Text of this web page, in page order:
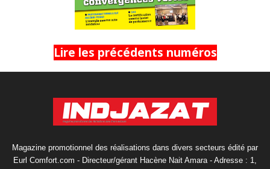
Lire les précédents numéros
Magazine promotionnel des réalisations dans divers secteurs édité par
Eurl Comfort.com - Directeur/gérant Hacène Nait Amara - Adresse : 1,